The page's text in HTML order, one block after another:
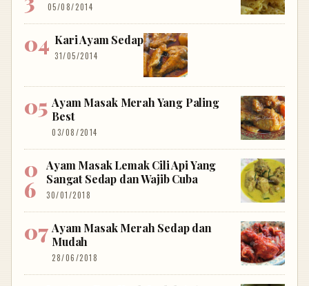
05/08/2014
Kari Ayam Sedap
31/05/2014
Ayam Masak Merah Yang Paling
Best
03/08/2014
Ayam Masak Lemak Cili Api Yang
Sangat Sedap dan Wajib Cuba
30/01/2018
Ayam Masak Merah Sedap dan
Mudah
28/06/2018